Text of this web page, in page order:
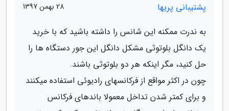
پشتیبانی پریها 28 بهمن 1397
به ندرت ممکنه این شانس را داشته باشید که با خرید
یک دانگل بلوتوثی مشکل دانگل این جور دستگاه ها را
حل کنید، مگر اینکه هر دو بلوتوثی باشند.
چون در اکثر مواقع از فرکانسهای رادیوئی استفاده میکنند
و برای کمتر شدن تداخل معمولا باندهای فرکانس